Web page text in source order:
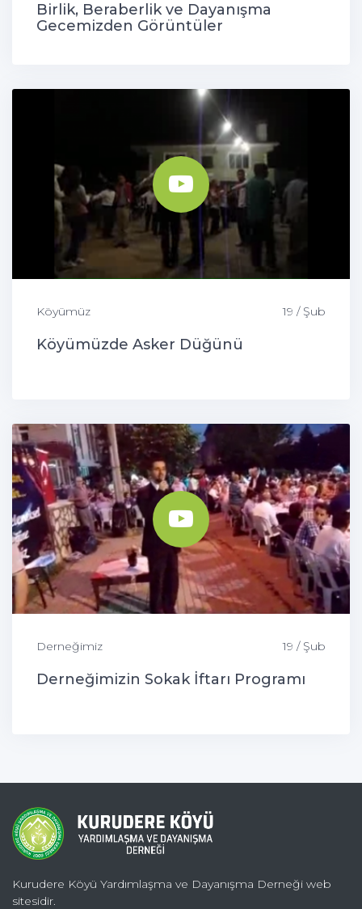
Birlik, Beraberlik ve Dayanışma
Gecemizden Görüntüler
Köyümüz 19 / Şub
Köyümüzde Asker Düğünü
Derneğimiz 19 / Şub
Derneğimizin Sokak İftarı Programı
Kurudere Köyü Yardımlaşma ve Dayanışma Derneği web
sitesidir.